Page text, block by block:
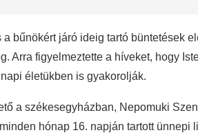
bűnökért járó ideig tartó büntetések
Arra figyelmeztette a híveket, hogy
életükben is gyakorolják.
a székesegyházban, Nepomuki
hónap 16. napján tartott ünnepi